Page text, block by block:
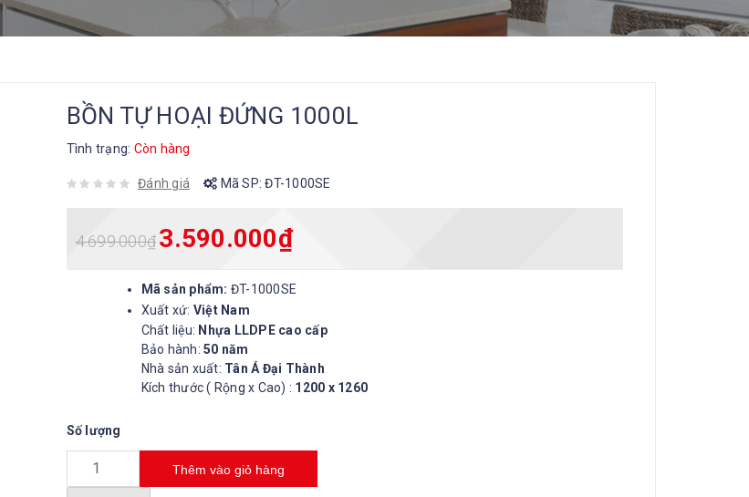
BỒN TỰ HOẠI ĐỨNG 1000L
Tình trạng: Còn hàng
Đánh giá Mã SP:ĐT-1000SE
4.699.000₫3.590.000₫
Mã sản phẩm: ĐT-1000SE
Xuất xứ: Việt Nam
Chất liệu: Nhựa LLDPE cao cấp
Bảo hành: 50 năm
Nhà sản xuất: Tân Á Đại Thành
Kích thước ( Rộng x Cao) : 1200 x 1260
Số lượng
Thêm vào giỏ hàng